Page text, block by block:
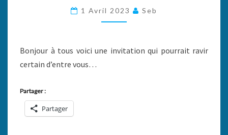
CLASSIQUE
1 Avril 2023 Seb
Bonjour à tous voici une invitation qui pourrait ravir
certain d’entre vous…
Partager :
Partager